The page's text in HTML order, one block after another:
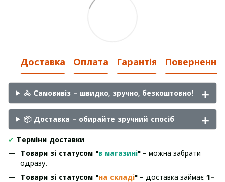
Доставка Оплата Гарантія Повернення
🚴 Самовивіз – швидко, зручно, безкоштовно!
📦 Доставка – обирайте зручний спосіб
✔ Терміни доставки
Товари зі статусом "в магазині" – можна забрати
одразу.
Товари зі статусом "на складі" – доставка займає 1-